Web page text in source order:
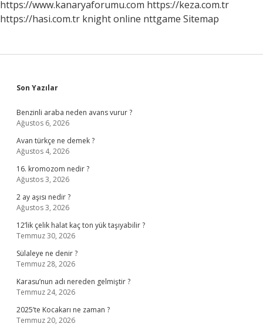
https://www.kanaryaforumu.com https://keza.com.tr
https://hasi.com.tr knight online nttgame Sitemap
Sidebar
Son Yazılar
Benzinli araba neden avans vurur ?
Ağustos 6, 2026
Avan türkçe ne demek ?
Ağustos 4, 2026
16. kromozom nedir ?
Ağustos 3, 2026
2 ay aşısı nedir ?
Ağustos 3, 2026
12’lik çelik halat kaç ton yük taşıyabilir ?
Temmuz 30, 2026
Sülaleye ne denir ?
Temmuz 28, 2026
Karasu’nun adı nereden gelmiştir ?
Temmuz 24, 2026
2025’te Kocakarı ne zaman ?
Temmuz 20, 2026